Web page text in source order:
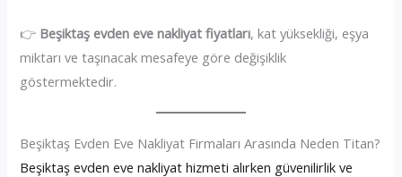
👉 Beşiktaş evden eve nakliyat fiyatları, kat yüksekliği, eşya
miktarı ve taşınacak mesafeye göre değişiklik
göstermektedir.
Beşiktaş Evden Eve Nakliyat Firmaları Arasında Neden Titan?
Beşiktaş evden eve nakliyat hizmeti alırken güvenilirlik ve